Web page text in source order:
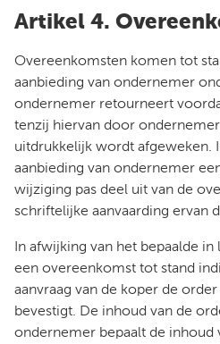
Artikel 4.
Overeenkomsten komen tot
aanbieding van ondernemer
ondernemer retourneert
tenzij hiervan door
uitdrukkelijk wordt afgeweken.
aanbieding van ondernemer
wijziging pas deel uit van de
schriftelijke aanvaarding ervan
In afwijking van het bepaalde
een overeenkomst tot stand
aanvraag van de koper de
bevestigt. De inhoud van de
ondernemer bepaalt de inhoud